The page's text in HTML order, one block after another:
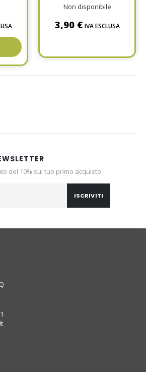
Non disponibile
3,90 € IVA ESCLUSA
del 10% sul tuo primo acquisto.
ISCRIVITI